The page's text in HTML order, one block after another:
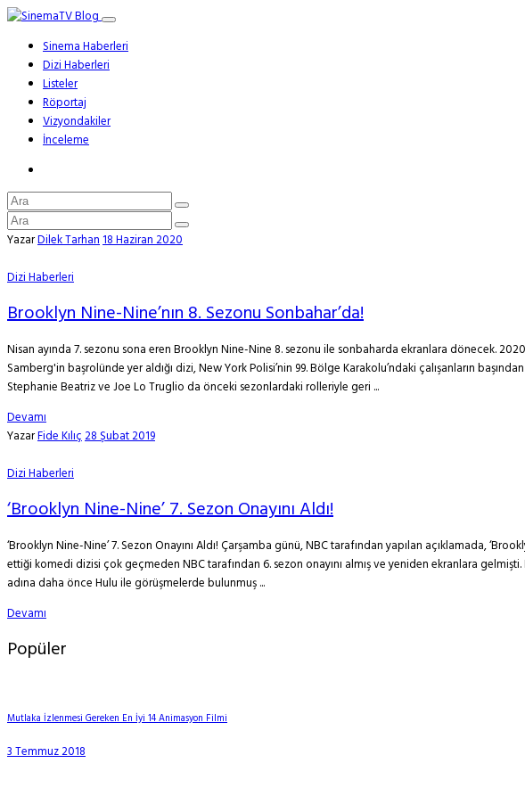
Sinema Haberleri
Dizi Haberleri
Listeler
Röportaj
Vizyondakiler
İnceleme
YazarDilek Tarhan18 Haziran 2020
Dizi Haberleri
Brooklyn Nine-Nine’nın 8. Sezonu Sonbahar’da!
Nisan ayında 7. sezonu sona eren Brooklyn Nine-Nine 8. sezonu ile sonbaharda ekranlara dönecek.
Samberg'in başrolünde yer aldığı dizi, New York Polisi’nin 99. Bölge Karakolu’ndaki çalışanların
Stephanie Beatriz ve Joe Lo Truglio da önceki sezonlardaki rolleriyle geri ...
Devamı
YazarFide Kılıç28 Şubat 2019
Dizi Haberleri
‘Brooklyn Nine-Nine’ 7. Sezon Onayını Aldı!
‘Brooklyn Nine-Nine’ 7. Sezon Onayını Aldı! Çarşamba günü, NBC tarafından yapılan açıklamada,
ettiği komedi dizisi çok geçmeden NBC tarafından 6. sezon onayını almış ve yeniden ekranlara
adına daha önce Hulu ile görüşmelerde bulunmuş ...
Devamı
Popüler
Mutlaka İzlenmesi Gereken En İyi 14 Animasyon Filmi
3 Temmuz 2018